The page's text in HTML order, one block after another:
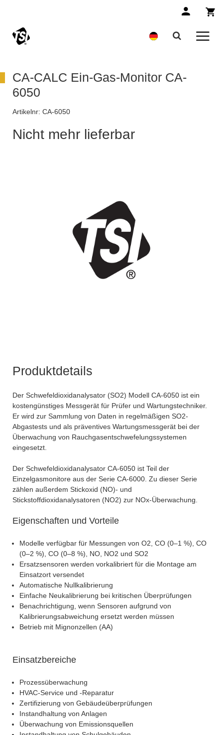
CA-CALC Ein-Gas-Monitor CA-
6050
Artikelnr: CA-6050
Nicht mehr lieferbar
Produktdetails
Der Schwefeldioxidanalysator (SO2) Modell CA-6050 ist ein
kostengünstiges Messgerät für Prüfer und Wartungstechniker.
Er wird zur Sammlung von Daten in regelmäßigen SO2-
Abgastests und als präventives Wartungsmessgerät bei der
Überwachung von Rauchgasentschwefelungssystemen
eingesetzt.
Der Schwefeldioxidanalysator CA-6050 ist Teil der
Einzelgasmonitore aus der Serie CA-6000. Zu dieser Serie
zählen außerdem Stickoxid (NO)- und
Stickstoffdioxidanalysatoren (NO2) zur NOx-Überwachung.
Eigenschaften und Vorteile
Modelle verfügbar für Messungen von O2, CO (0–1 %), CO
(0–2 %), CO (0–8 %), NO, NO2 und SO2
Ersatzsensoren werden vorkalibriert für die Montage am
Einsatzort versendet
Automatische Nullkalibrierung
Einfache Neukalibrierung bei kritischen Überprüfungen
Benachrichtigung, wenn Sensoren aufgrund von
Kalibrierungsabweichung ersetzt werden müssen
Betrieb mit Mignonzellen (AA)
Einsatzbereiche
Prozessüberwachung
HVAC-Service und -Reparatur
Zertifizierung von Gebäudeüberprüfungen
Instandhaltung von Anlagen
Überwachung von Emissionsquellen